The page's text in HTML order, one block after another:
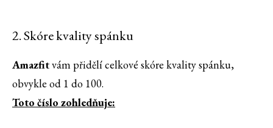
2. Skóre kvality spánku
Amazfitvám přidělí celkové skóre kvality spánku,
obvykle od 1 do 100.
Toto číslo zohledňuje: